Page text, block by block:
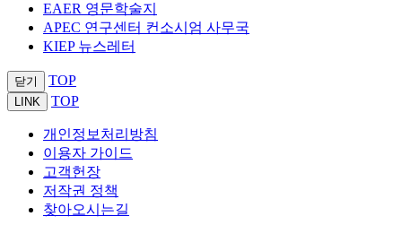
EAER 영문학술지
APEC 연구센터 컨소시엄 사무국
KIEP 뉴스레터
닫기 TOP
LINK TOP
개인정보처리방침
이용자 가이드
고객헌장
저작권 정책
찾아오시는길